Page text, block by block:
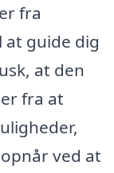
fra
guide dig
at den
fra at
ved at